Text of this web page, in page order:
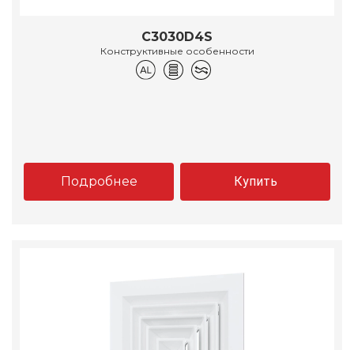
C3030D4S
Конструктивные особенности
Подробнее Купить